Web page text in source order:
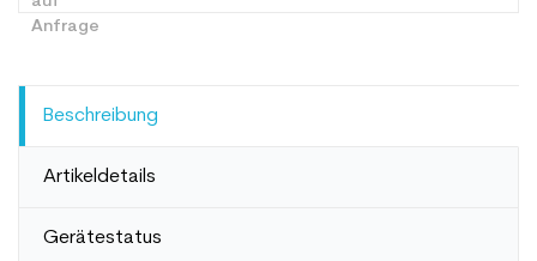
Beschreibung
Artikeldetails
Gerätestatus